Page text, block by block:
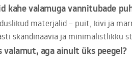
kahe valamuga vannitubade
materjalid – puit, kivi ja
skandinaavia ja minimalistlikku
valamut, aga ainult üks peegel?